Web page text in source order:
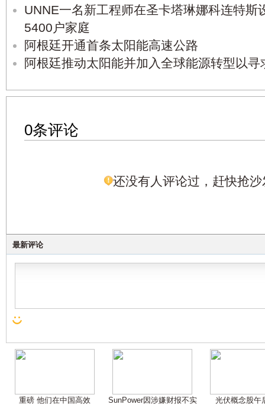
UNNE一名新工程师在圣卡塔琳娜科连特斯
5400户家庭
阿根廷开通首条太阳能高速公路
阿根廷推动太阳能并加入全球能源转型以寻
0条评论
还没有人评论过，赶快抢沙
最新评论
重磅 他们在中国高效 SunPower因涉嫌财报不实 光伏概念股午